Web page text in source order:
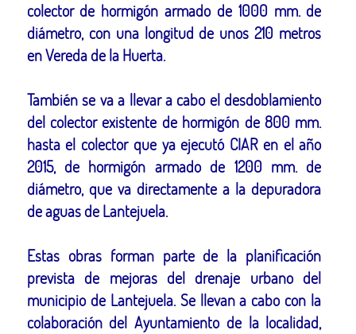
colector de hormigón armado de 1000 mm. de
diámetro, con una longitud de unos 210 metros
en Vereda de la Huerta.
También se va a llevar a cabo el desdoblamiento
del colector existente de hormigón de 800 mm.
hasta el colector que ya ejecutó CIAR en el año
2015, de hormigón armado de 1200 mm. de
diámetro, que va directamente a la depuradora
de aguas de Lantejuela.
Estas obras forman parte de la planificación
prevista de mejoras del drenaje urbano del
municipio de Lantejuela. Se llevan a cabo con la
colaboración del Ayuntamiento de la localidad,